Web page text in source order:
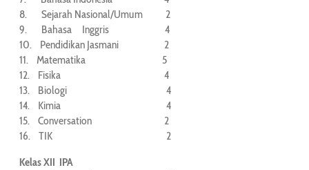
8. Sejarah Nasional/Umum 2
9. Bahasa Inggris 4
10. Pendidikan Jasmani 2
11. Matematika 5
12. Fisika 4
13. Biologi 4
14. Kimia 4
15. Conversation 2
16. TIK 2
Kelas XII IPA